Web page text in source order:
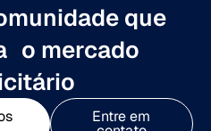
que
o mercado
Entre em